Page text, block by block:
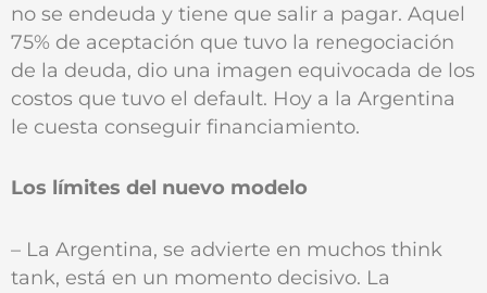
no se endeuda y tiene que salir a pagar. Aquel
75% de aceptación que tuvo la renegociación
de la deuda, dio una imagen equivocada de los
costos que tuvo el default. Hoy a la Argentina
le cuesta conseguir financiamiento.
Los límites del nuevo modelo
– La Argentina, se advierte en muchos think
tank, está en un momento decisivo. La